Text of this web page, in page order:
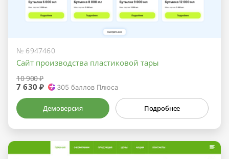
№ 6947460
Сайт производства пластиковой тары
10 900 ₽
7 630 ₽ 305 баллов Плюса
Демоверсия Подробнее